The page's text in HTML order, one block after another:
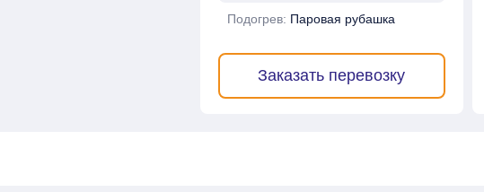
Подогрев: Паровая рубашка
Заказать перевозку